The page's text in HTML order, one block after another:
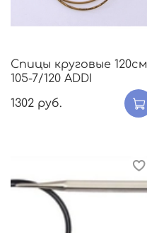
Спицы круговые 120см
105-7/120 ADDI
1302 руб.